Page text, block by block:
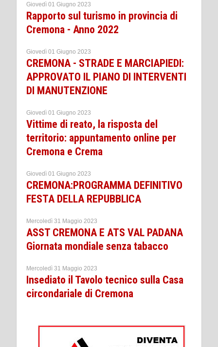
Giovedì 01 Giugno 2023
Rapporto sul turismo in provincia di
Cremona - Anno 2022
Giovedì 01 Giugno 2023
CREMONA - STRADE E MARCIAPIEDI:
APPROVATO IL PIANO DI INTERVENTI
DI MANUTENZIONE
Giovedì 01 Giugno 2023
Vittime di reato, la risposta del
territorio: appuntamento online per
Cremona e Crema
Giovedì 01 Giugno 2023
CREMONA:PROGRAMMA DEFINITIVO
FESTA DELLA REPUBBLICA
Mercoledì 31 Maggio 2023
ASST CREMONA E ATS VAL PADANA
Giornata mondiale senza tabacco
Mercoledì 31 Maggio 2023
Insediato il Tavolo tecnico sulla Casa
circondariale di Cremona